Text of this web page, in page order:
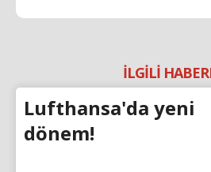
İLGİLİ
Lufthansa'da yeni
dönem!